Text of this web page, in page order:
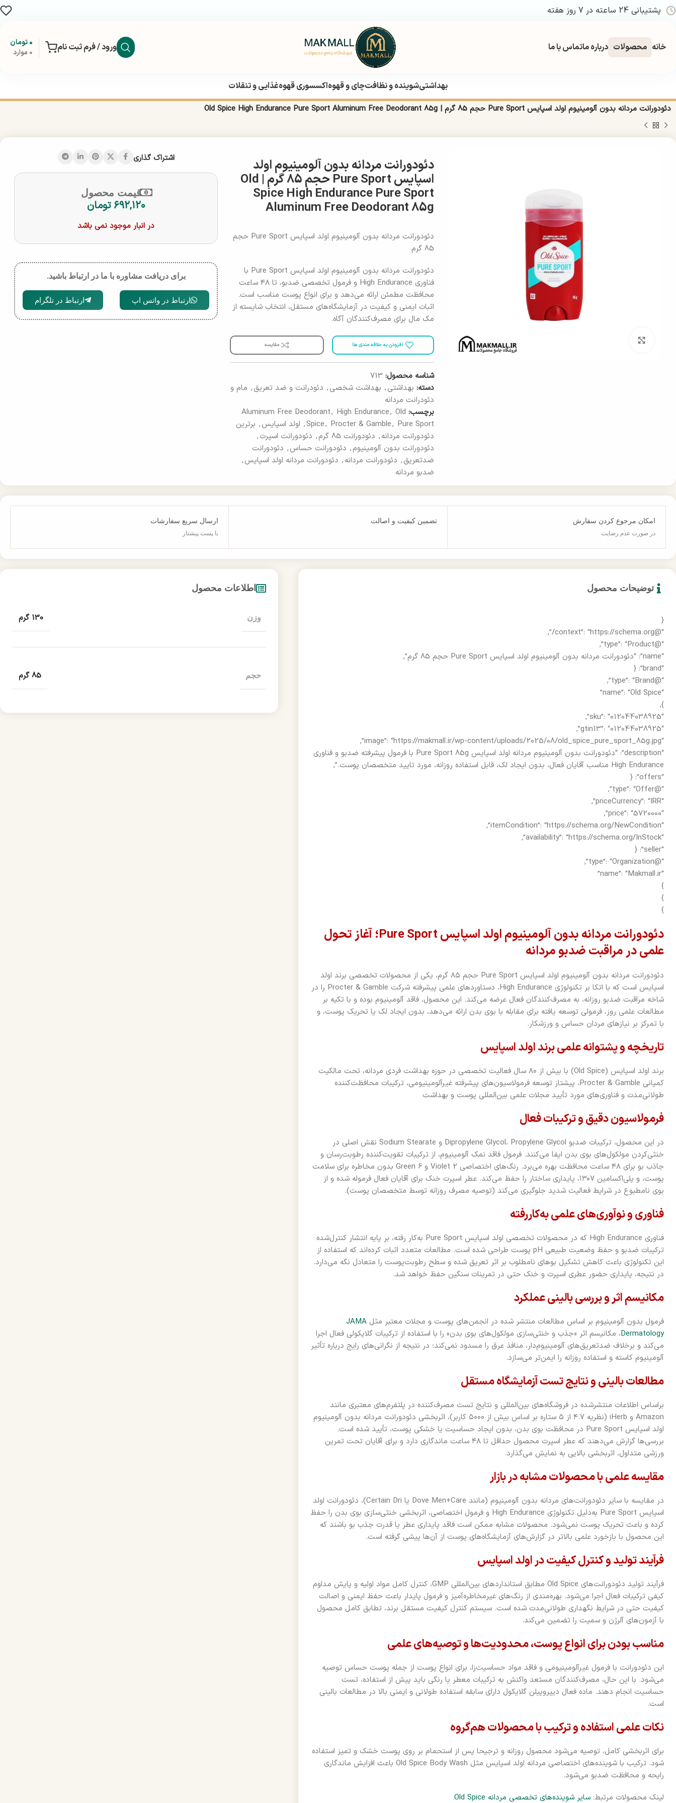
پشتیبانی 24 ساعته در 7 روز هفته
خانه محصولات درباره ماتماس با ما ورود / فرم ثبت نام 0 موارد
۰تومان
بهداشتیشوینده و نظافتچای و قهوهاکسسوری قهوهغذایی و تنقلات
خانه بهداشتی بهداشت شخصی دئودرانت و ضد تعریق مام و دئودرانت مردانه
دئودورانت مردانه بدون آلومینیوم اولد اسپایس Pure Sport حجم 85 گرم | Old Spice High Endurance Pure Sport Aluminum Free Deodorant 85g
دئودورانت مردانه بدون آلومینیوم اولد
اسپایس Pure Sport حجم 85 گرم | Old
Spice High Endurance Pure Sport
Aluminum Free Deodorant 85g
دئودورانت مردانه بدون آلومینیوم اولد اسپایس Pure Sport حجم
85 گرم
دئودورانت مردانه بدون آلومینیوم اولد اسپایس Pure Sport با
فناوری High Endurance و فرمول تخصصی ضدبو، تا ۴۸ ساعت
محافظت مطمئن ارائه می‌دهد و برای انواع پوست مناسب است.
اثبات ایمنی و کیفیت در آزمایشگاه‌های مستقل، انتخاب شایسته از
مک مال برای مصرف‌کنندگان آگاه.
افزودن به علاقه مندی ها مقایسه
شناسه محصول: 713
دسته: بهداشتی, بهداشت شخصی, دئودرانت و ضد تعریق, مام و
دئودرانت مردانه
برچسب:
Aluminum Free Deodorant, High Endurance, Old
Spice, Procter & Gamble, Pure Sport
, اولد اسپایس, برترین
دئودورانت مردانه, دئودورانت 85 گرم , دئودورانت اسپرت,
دئودورانت بدون آلومینیوم, دئودورانت حساس, دئودورانت
ضدتعریق, دئودورانت مردانه, دئودورانت مردانه اولد اسپایس,
ضدبو مردانه
اشتراک گذاری
قیمت محصول
۶۹۲,۱۲۰ تومان
در انبار موجود نمی باشد
برای دریافت مشاوره با ما در ارتباط باشید.
ارتباط در واتس اپ ارتباط در تلگرام
امکان مرجوع کردن سفارش
در صورت عدم رضایت
تضمین کیفیت و اصالت ارسال سریع سفارشات
با پست پیشتاز
توضیحات محصول
{
“@context”: “https://schema.org/”,
“@type”: “Product”,
“name”: “دئودورانت مردانه بدون آلومینیوم اولد اسپایس Pure Sport حجم 85 گرم”,
“brand”: {
“@type”: “Brand”,
“name”: “Old Spice”
},
“sku”: “012044038925”,
“gtin13”: “012044038925”,
“image”: “https://makmall.ir/wp-content/uploads/2025/08/old_spice_pure_sport_85g.jpg”,
“description”: “دئودورانت بدون آلومینیوم مردانه اولد اسپایس Pure Sport 85g با فرمول پیشرفته ضدبو و فناوری
High Endurance مناسب آقایان فعال، بدون ایجاد لک، قابل استفاده روزانه، مورد تایید متخصصان پوست.”,
“offers”: {
“@type”: “Offer”,
“priceCurrency”: “IRR”,
“price”: “5720000”,
“itemCondition”: “https://schema.org/NewCondition”,
“availability”: “https://schema.org/InStock”,
“seller”: {
“@type”: “Organization”,
“name”: “Makmall.ir”
}
}
}
دئودورانت مردانه بدون آلومینیوم اولد اسپایس Pure Sport؛ آغاز تحول
علمی در مراقبت ضدبو مردانه
دئودورانت مردانه بدون آلومینیوم اولد اسپایس Pure Sport حجم ۸۵ گرم، یکی از محصولات تخصصی برند اولد
اسپایس است که با اتکا بر تکنولوژی High Endurance، دستاوردهای علمی پیشرفته شرکت Procter & Gamble را در
شاخه مراقبت ضدبو روزانه، به مصرف‌کنندگان فعال عرضه می‌کند. این محصول، فاقد آلومینیوم بوده و با تکیه بر
مطالعات علمی روز، فرمولی توسعه یافته برای مقابله با بوی بدن ارائه می‌دهد، بدون ایجاد لک یا تحریک پوست، و
با تمرکز بر نیازهای مردان حساس و ورزشکار.
تاریخچه و پشتوانه علمی برند اولد اسپایس
برند اولد اسپایس (Old Spice) با بیش از ۸۰ سال فعالیت تخصصی در حوزه بهداشت فردی مردانه، تحت مالکیت
کمپانی Procter & Gamble، پیشتاز توسعه فرمولاسیون‌های پیشرفته غیرآلومینیومی، ترکیبات محافظت‌کننده
طولانی‌مدت و فناوری‌های مورد تأیید مجلات علمی بین‌المللی پوست و بهداشت
فرمولاسیون دقیق و ترکیبات فعال
در این محصول، ترکیبات ضدبو Dipropylene Glycol، Propylene Glycol و Sodium Stearate نقش اصلی در
خنثی‌کردن مولکول‌های بوی بدن ایفا می‌کنند. فرمول فاقد نمک آلومینیوم، از ترکیبات تقویت‌کننده رطوبت‌رسان و
جاذب بو برای ۴۸ ساعت محافظت بهره می‌برد. رنگ‌های اختصاصی Violet 2 و Green 6 بدون مخاطره برای سلامت
پوست، و پلی‌اکسامین ۱۳۰۷، پایداری ساختار را حفظ می‌کند. عطر اسپرت خنک برای آقایان فعال فرموله شده و از
بوی نامطبوع در شرایط فعالیت شدید جلوگیری می‌کند (توصیه مصرف روزانه توسط متخصصان پوست).
فناوری و نوآوری‌های علمی به‌کاررفته
فناوری High Endurance که در محصولات تخصصی اولد اسپایس Pure Sport به‌کار رفته، بر پایه انتشار کنترل‌شده
ترکیبات ضدبو و حفظ وضعیت طبیعی pH پوست طراحی شده است. مطالعات متعدد اثبات کرده‌اند که استفاده از
این تکنولوژی باعث کاهش تشکیل بوهای نامطلوب بر اثر تعریق شده و سطح رطوبت‌پوست را متعادل نگه می‌دارد.
در نتیجه، پایداری حضور عطری اسپرت و خنک حتی در تمرینات سنگین حفظ خواهد شد.
مکانیسم اثر و بررسی بالینی عملکرد
فرمول بدون آلومینیوم بر اساس مطالعات منتشر شده در انجمن‌های پوست و مجلات معتبر مثل JAMA
Dermatology، مکانیسم اثر «جذب و خنثی‌سازی مولکول‌های بوی بدن» را با استفاده از ترکیبات گلایکولی فعال اجرا
می‌کند و برخلاف ضدتعریق‌های آلومینیوم‌دار، منافذ عرق را مسدود نمی‌کند؛ در نتیجه از نگرانی‌های رایج درباره تأثیر
آلومینیوم کاسته و استفاده روزانه را ایمن‌تر می‌سازد.
مطالعات بالینی و نتایج تست آزمایشگاه مستقل
براساس اطلاعات منتشرشده در فروشگاه‌های بین‌المللی و نتایج تست مصرف‌کننده در پلتفرم‌های معتبری مانند
Amazon و iHerb (نظریه ۴.۷ از ۵ ستاره بر اساس بیش از ۵۰۰۰ کاربر)، اثربخشی دئودورانت مردانه بدون آلومینیوم
اولد اسپایس Pure Sport در محافظت بوی بدن، بدون ایجاد حساسیت یا خشکی پوست، تأیید شده است.
بررسی‌ها گزارش می‌دهند که عطر اسپرت محصول حداقل تا ۴۸ ساعت ماندگاری دارد و برای آقایان تحت تمرین
ورزشی متداول، اثربخشی بالایی به نمایش می‌گذارد.
مقایسه علمی با محصولات مشابه در بازار
در مقایسه با سایر دئودورانت‌های مردانه بدون آلومینیوم (مانند Dove Men+Care یا Certain Dri)، دئودورانت اولد
اسپایس Pure Sport به‌دلیل تکنولوژی High Endurance و فرمول اختصاصی، اثربخشی خنثی‌سازی بوی بدن را حفظ
کرده و باعث تحریک پوست نمی‌شود. محصولات مشابه ممکن است فاقد پایداری عطر یا قدرت جذب بو باشند که
این محصول با بازخورد علمی بالاتر در گزارش‌های آزمایشگاه‌های پوست از آن‌ها پیشی گرفته است.
فرآیند تولید و کنترل کیفیت در اولد اسپایس
فرآیند تولید دئودورانت‌های Old Spice مطابق استانداردهای بین‌المللی GMP، کنترل کامل مواد اولیه و پایش مداوم
کیفی ترکیبات فعال اجرا می‌شود. بهره‌مندی از رنگ‌های غیرمخاطره‌آمیز و فرمول پایدار باعث حفظ ایمنی و اصالت
کیفیت حتی در شرایط نگهداری طولانی‌مدت شده است. سیستم کنترل کیفیت مستقل برند، تطابق کامل محصول
با آزمون‌های آلرژن و سمیت را تضمین می‌کند.
مناسب بودن برای انواع پوست، محدودیت‌ها و توصیه‌های علمی
این دئودورانت با فرمول غیرآلومینیومی و فاقد مواد حساسیت‌زا، برای انواع پوست از جمله پوست حساس توصیه
می‌شود. با این حال، مصرف‌کنندگان مستعد واکنش به ترکیبات معطر یا رنگی باید پیش از استفاده، تست
حساسیت انجام دهند. ماده فعال دیپروپیلن گلایکول دارای سابقه استفاده طولانی و ایمنی بالا در مطالعات بالینی
است.
نکات علمی استفاده و ترکیب با محصولات هم‌گروه
برای اثربخشی کامل، توصیه می‌شود محصول روزانه و ترجیحا پس از استحمام بر روی پوست خشک و تمیز استفاده
شود. ترکیب با شوینده‌های اختصاصی مردانه اولد اسپایس مثل Old Spice Body Wash باعث افزایش ماندگاری
رایحه و محافظت ضدبو می‌شود.
لینک محصولات مرتبط: سایر شوینده‌های تخصصی مردانه Old Spice
اطلاعات محصول
وزن 130 گرم
حجم 85 گرم